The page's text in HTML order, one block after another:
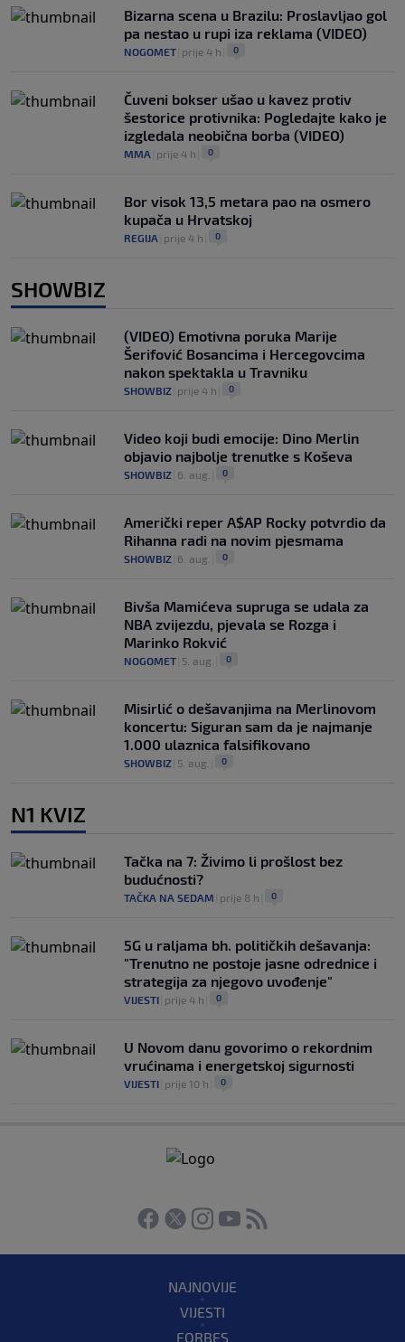
Bizarna scena u Brazilu: Proslavljao gol
pa nestao u rupi iza reklama (VIDEO)
NOGOMET prije 4 h 0
Čuveni bokser ušao u kavez protiv
šestorice protivnika: Pogledajte kako je
izgledala neobična borba (VIDEO)
MMA prije 4 h 0
Bor visok 13,5 metara pao na osmero
kupača u Hrvatskoj
REGIJA prije 4 h 0
SHOWBIZ
(VIDEO) Emotivna poruka Marije
Šerifović Bosancima i Hercegovcima
nakon spektakla u Travniku
SHOWBIZ prije 4 h 0
Video koji budi emocije: Dino Merlin
objavio najbolje trenutke s Koševa
SHOWBIZ 6. aug. 0
Američki reper A$AP Rocky potvrdio da
Rihanna radi na novim pjesmama
SHOWBIZ 6. aug. 0
Bivša Mamićeva supruga se udala za
NBA zvijezdu, pjevala se Rozga i
Marinko Rokvić
NOGOMET 5. aug. 0
Misirlić o dešavanjima na Merlinovom
koncertu: Siguran sam da je najmanje
1.000 ulaznica falsifikovano
SHOWBIZ 5. aug. 0
N1 KVIZ
Tačka na 7: Živimo li prošlost bez
budućnosti?
TAČKA NA SEDAM prije 8 h 0
5G u raljama bh. političkih dešavanja:
"Trenutno ne postoje jasne odrednice i
strategija za njegovo uvođenje"
VIJESTI prije 4 h 0
U Novom danu govorimo o rekordnim
vrućinama i energetskoj sigurnosti
VIJESTI prije 10 h 0
NAJNOVIJE
VIJESTI
FORBES